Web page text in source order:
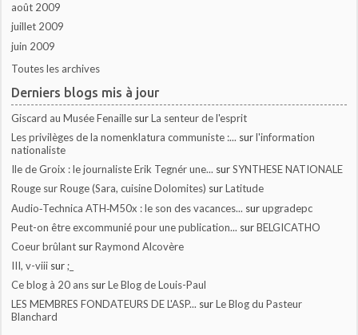
août 2009
juillet 2009
juin 2009
Toutes les archives
Derniers blogs mis à jour
Giscard au Musée Fenaille surLa senteur de l'esprit
Les privilèges de la nomenklatura communiste :... surl'information
nationaliste
Ile de Groix : le journaliste Erik Tegnér une... surSYNTHESE NATIONALE
Rouge sur Rouge (Sara, cuisine Dolomites) surLatitude
Audio‑Technica ATH‑M50x : le son des vacances... surupgradepc
Peut-on être excommunié pour une publication... surBELGICATHO
Coeur brûlant surRaymond Alcovère
III, v-viii sur;_
Ce blog à 20 ans surLe Blog de Louis-Paul
LES MEMBRES FONDATEURS DE L'ASP... surLe Blog du Pasteur
Blanchard